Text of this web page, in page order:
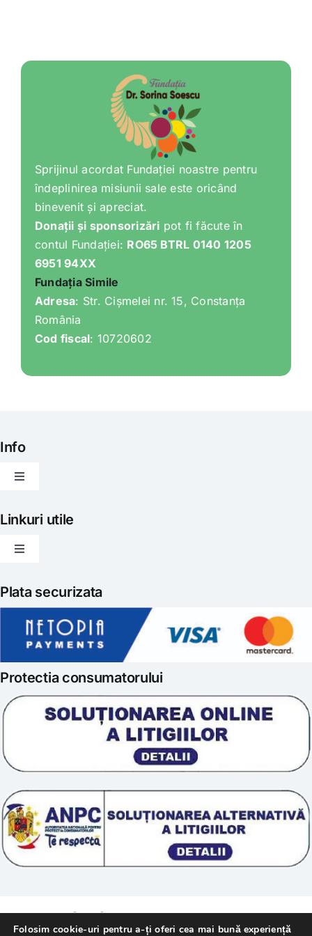
Iubim fructele
Sprijinul acordat Fundației noastre pentru
îndeplinirea misiunii sale este oricând
binevenit și apreciat.
Donații și sponsorizări pot fi făcute în
contul Fundației: RO65 BTRL 0140 1205
6951 94XX
Fundația Simile
Adresa: Str. Cișmelei nr. 15, Constanța
România
Cod fiscal: 10720602
Info
Toggle
Articole
Gatit creativ
Iubim fructele
Scoala „Sanatate 5D”
Tratamente naturale
Linkuri utile
Toggle
Politica de livrare
Politica de retur
Prelucrarea datelor
Termeni si conditii
Politica cookie
Plata securizata
Protectia consumatorului
© 2011 – [year] Fundatia Simile. Toate drepturile
Folosim cookie-uri pentru a-ți oferi cea mai bună experiență